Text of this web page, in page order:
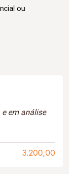
ou
em análise
3.200,00